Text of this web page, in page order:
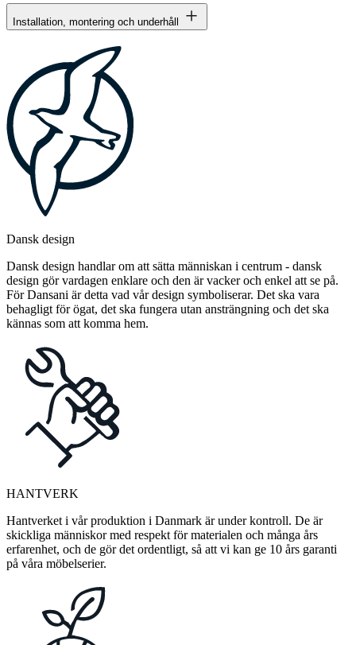
Installation, montering och underhåll
Dansk design
Dansk design handlar om att sätta människan i centrum - dansk
design gör vardagen enklare och den är vacker och enkel att se på.
För Dansani är detta vad vår design symboliserar. Det ska vara
behagligt för ögat, det ska fungera utan ansträngning och det ska
kännas som att komma hem.
HANTVERK
Hantverket i vår produktion i Danmark är under kontroll. De är
skickliga människor med respekt för materialen och många års
erfarenhet, och de gör det ordentligt, så att vi kan ge 10 års garanti
på våra möbelserier.